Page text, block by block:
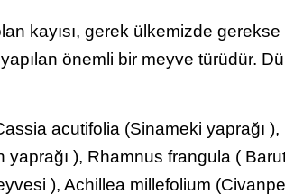
kayısı, gerek ülkemizde
önemli bir meyve türüdür.
acutifolia (Sinameki yaprağı
), Rhamnus frangula (
), Achillea millefolium